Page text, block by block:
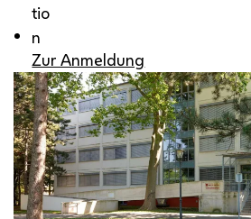
tio
n
Zur Anmeldung